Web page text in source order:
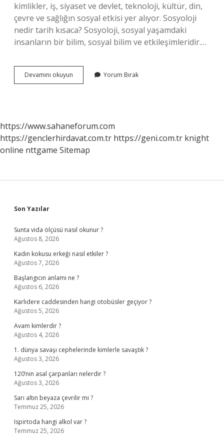
kimlikler, iş, siyaset ve devlet, teknoloji, kültür, din,
çevre ve sağlığın sosyal etkisi yer alıyor. Sosyoloji
nedir tarih kısaca? Sosyoloji, sosyal yaşamdaki
insanların bir bilim, sosyal bilim ve etkileşimleridir.…
Devamını okuyun Sosyoloji
Tarihinin
Yorum Bırak
https://www.sahaneforum.com
https://genclerhirdavat.com.tr https://geni.com.tr knight
online nttgame Sitemap
Sidebar
Son Yazılar
Sunta vida ölçüsü nasıl okunur ?
Ağustos 8, 2026
Kadın kokusu erkeği nasıl etkiler ?
Ağustos 7, 2026
Başlangıcın anlamı ne ?
Ağustos 6, 2026
Karlıdere caddesinden hangi otobüsler geçiyor ?
Ağustos 5, 2026
Avam kimlerdir ?
Ağustos 4, 2026
1. dünya savaşı cephelerinde kimlerle savaştık ?
Ağustos 3, 2026
120’nin asal çarpanları nelerdir ?
Ağustos 3, 2026
Sarı altın beyaza çevrilir mi ?
Temmuz 25, 2026
Ispirtoda hangi alkol var ?
Temmuz 25, 2026